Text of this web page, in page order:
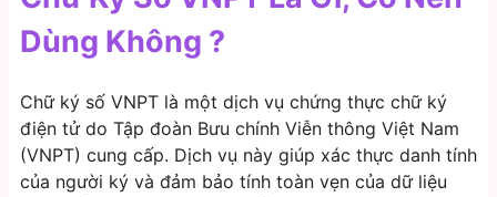
Dùng Không ?
Chữ ký số VNPT là một dịch vụ chứng thực chữ ký
điện tử do Tập đoàn Bưu chính Viễn thông Việt Nam
(VNPT) cung cấp. Dịch vụ này giúp xác thực danh tính
của người ký và đảm bảo tính toàn vẹn của dữ liệu